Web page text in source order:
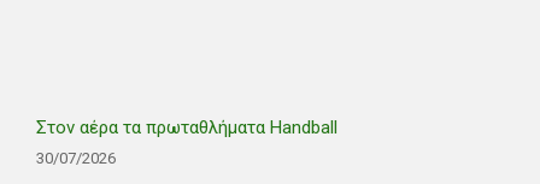
Στον αέρα τα πρωταθλήματα Handball
30/07/2026